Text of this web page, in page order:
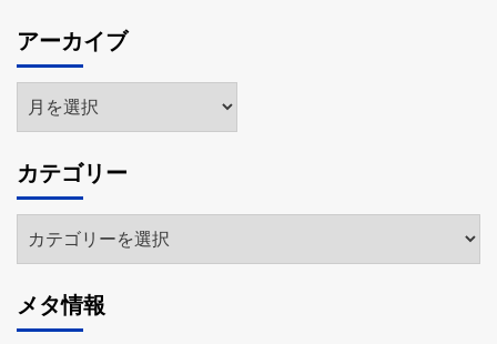
アーカイブ
ア
ー
イ
ブ
カテゴリー
テ
リ
ー
メタ情報